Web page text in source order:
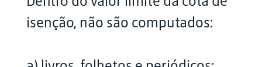
isenção, não são computados: